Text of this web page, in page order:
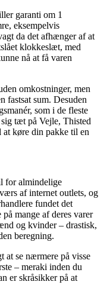
garanti om 1
eksempelvis
da det afhænger af at
klokkeslæt, med
nå at få varen
omkostninger, men
fastsat sum. Desuden
som i de fleste
tæt på Vejle, Thisted
at køre din pakke til en
for almindelige
af internet outlets, og
fundet det
mange af deres varer
og kvinder – drastisk,
beregning.
se nærmere på visse
– meraki inden du
er skråsikker på at